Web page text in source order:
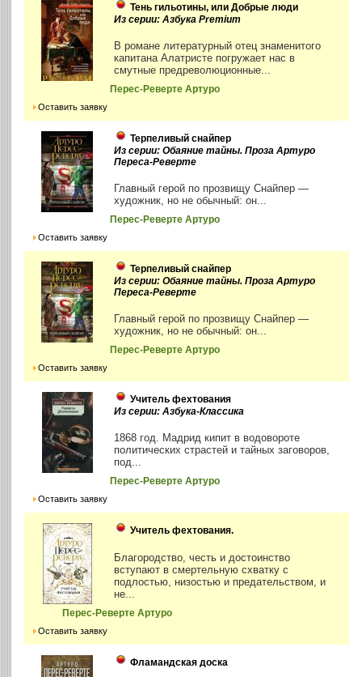
Тень гильотины, или Добрые люди
Из серии: Азбука Premium
В романе литературный отец знаменитого
капитана Алатристе погружает нас в
смутные предреволюционные...
Перес-Реверте Артуро
Оставить заявку
Терпеливый снайпер
Из серии: Обаяние тайны. Проза Артуро
Переса-Реверте
Главный герой по прозвищу Снайпер —
художник, но не обычный: он...
Перес-Реверте Артуро
Оставить заявку
Терпеливый снайпер
Из серии: Обаяние тайны. Проза Артуро
Переса-Реверте
Главный герой по прозвищу Снайпер —
художник, но не обычный: он...
Перес-Реверте Артуро
Оставить заявку
Учитель фехтования
Из серии: Азбука-Классика
1868 год. Мадрид кипит в водовороте
политических страстей и тайных заговоров,
под...
Перес-Реверте Артуро
Оставить заявку
Учитель фехтования.
Благородство, честь и достоинство
вступают в смертельную схватку с
подлостью, низостью и предательством, и
не...
Перес-Реверте Артуро
Оставить заявку
Фламандская доска